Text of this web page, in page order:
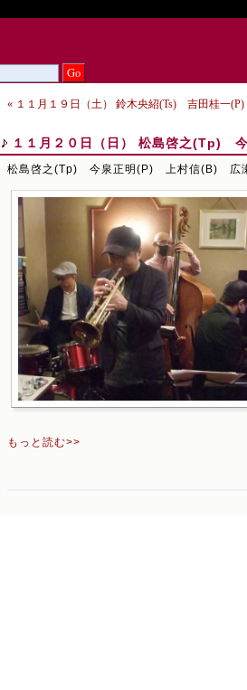
« １１月１９日（土） 鈴木央紹(Ts) 吉田桂一
１１月２０日（日） 松島啓之(Tp)
松島啓之(Tp) 今泉正明(P) 上村信(B) 広
もっと読む>>